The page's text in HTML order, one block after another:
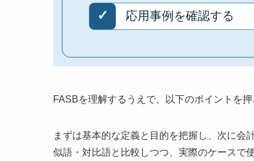
FASBを理解するうえで、以下のポイントを
まずは基本的な定義と目的を把握し、次に会
似語・対比語と比較しつつ、実際のケースで